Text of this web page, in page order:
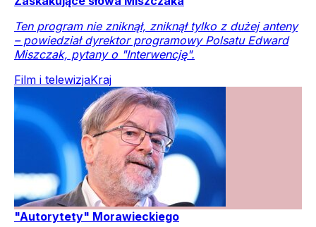
Ten program nie zniknął, zniknął tylko z dużej anteny
– powiedział dyrektor programowy Polsatu Edward
Miszczak, pytany o "Interwencję".
Film i telewizjaKraj
"Autorytety" Morawieckiego